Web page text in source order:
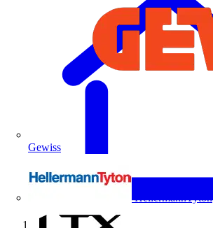
Gewiss
HellermannTyton